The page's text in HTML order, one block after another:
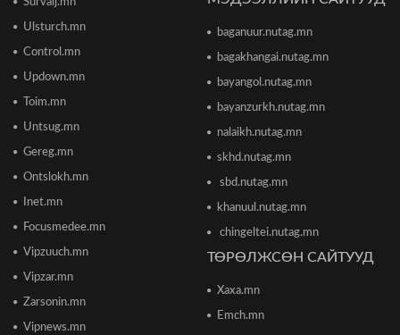
ТЦА: Согтуугаар автомашин жолоодож долоон
тээврийн хэрэгсэл мөргөсөн этгээдийг
2026/06/16 12:47
өсөлтийн төсөөллөө бууруулжээ
2026/06/12 18:05
Европын Төв банк 2023 оноос хойш анх удаа
бодлогын хүүгээ өсгөжээ
2026/06/12 15:05
цацаж байгаа тул 10-14 хоног ойд чөлөөт цагаа
өнгөрөөхгүй байхыг зөвлөв
Survalj.mn
Ulsturch.mn
Control.mn
Updown.mn
Toim.mn
Untsug.mn
Gereg.mn
Ontslokh.mn
Inet.mn
Focusmedee.mn
Vipzuuch.mn
Vipzar.mn
Zarsonin.mn
Vipnews.mn
baganuur.nutag.mn
bagakhangai.nutag.mn
bayangol.nutag.mn
bayanzurkh.nutag.mn
nalaikh.nutag.mn
skhd.nutag.mn
sbd.nutag.mn
khanuul.nutag.mn
chingeltei.nutag.mn
ТӨРӨЛЖСӨН САЙТУУД
Xaxa.mn
Emch.mn